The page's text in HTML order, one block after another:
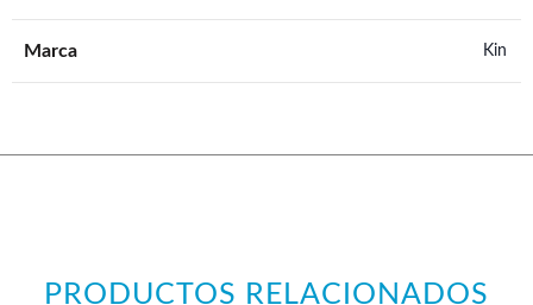
Marca Kin
PRODUCTOS RELACIONADOS